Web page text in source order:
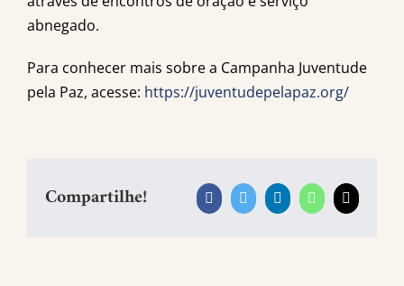
abnegado.
Para conhecer mais sobre a Campanha Juventude
pela Paz, acesse: https://juventudepelapaz.org/
Compartilhe! FacebookTwitterLinkedInWhatsApp
E-
mail